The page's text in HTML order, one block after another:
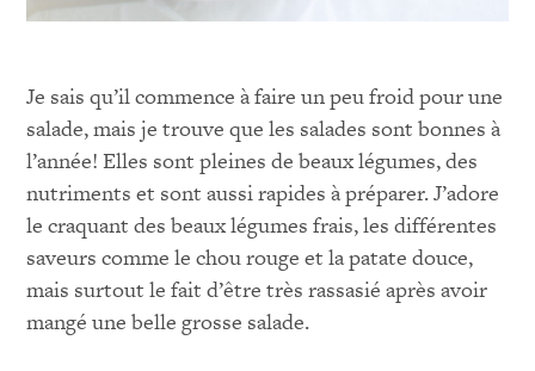
Je sais qu’il commence à faire un peu froid pour une
salade, mais je trouve que les salades sont bonnes à
l’année! Elles sont pleines de beaux légumes, des
nutriments et sont aussi rapides à préparer. J’adore
le craquant des beaux légumes frais, les différentes
saveurs comme le chou rouge et la patate douce,
mais surtout le fait d’être très rassasié après avoir
mangé une belle grosse salade.